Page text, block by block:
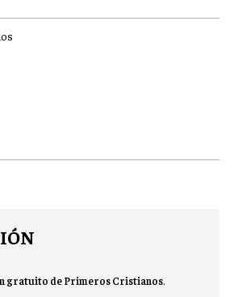
gratuito de Primeros Cristianos.